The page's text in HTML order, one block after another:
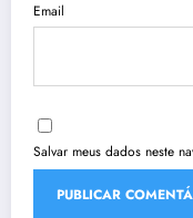
Email
Salvar meus dados neste